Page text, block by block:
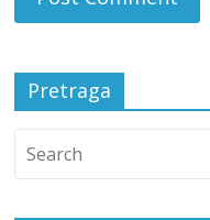
Pretraga